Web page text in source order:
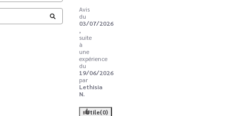
Avis
du
03/07/2026
,
suite
à
une
expérience
du
19/06/2026
par
Lethisia
N.
Utile(0)